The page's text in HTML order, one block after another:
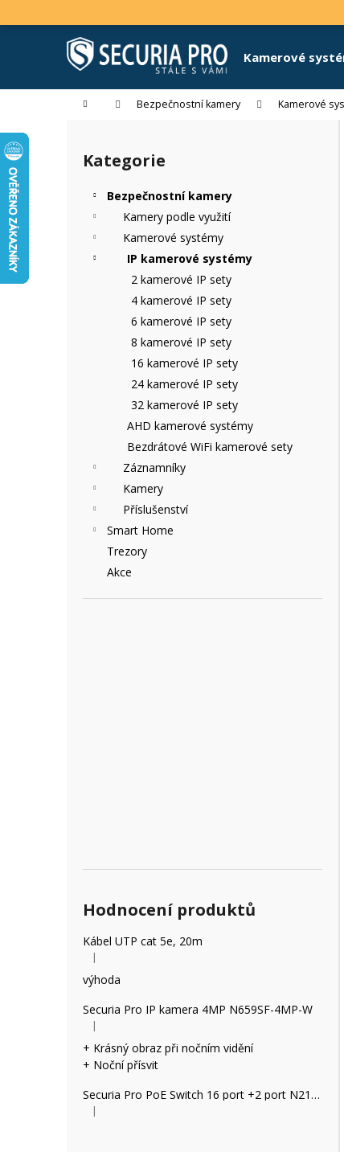
na
Kamerové
Domů Bezpečnostní kamery Kamerové
Přeskočit
kategorie
Kategorie
Bezpečnostní kamery
Kamery podle využití
Kamerové systémy
IP kamerové systémy
2 kamerové IP sety
4 kamerové IP sety
6 kamerové IP sety
8 kamerové IP sety
16 kamerové IP sety
24 kamerové IP sety
32 kamerové IP sety
AHD kamerové systémy
Bezdrátové WiFi kamerové sety
Záznamníky
Kamery
Příslušenství
Smart Home
Trezory
Akce
Hodnocení produktů
Kábel UTP cat 5e, 20m
Hodnocení produktu je 5 z 5 hvězdiček.
|
výhoda
Securia Pro IP kamera 4MP N659SF-4MP-W
Hodnocení produktu je 5 z 5 hvězdiček.
|
+ Krásný obraz při nočním vidění
+ Noční přísvit
Securia Pro PoE Switch 16 port +2 port N2162P
Hodnocení produktu je 2 z 5 hvězdiček.
|
o
k
Zpět
obchodu
Zpět
obchodu